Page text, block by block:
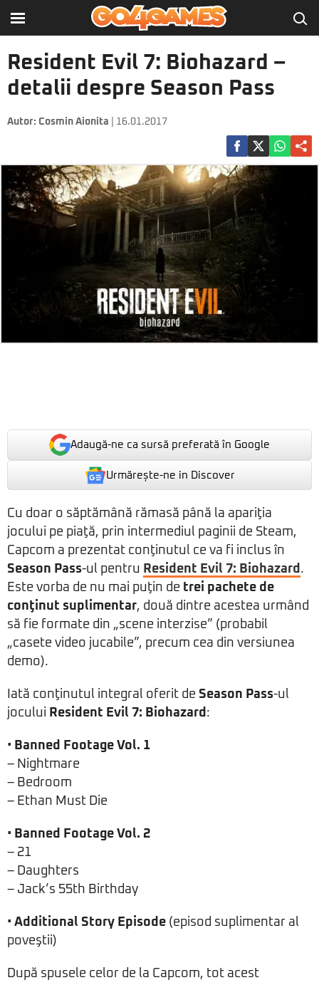
Resident Evil 7: Biohazard –
detalii despre Season Pass
Autor: Cosmin Aionita | 16.01.2017
Adaugă-ne ca sursă preferată în Google
Urmărește-ne in Discover
Cu doar o săptămână rămasă până la apariţia
jocului pe piaţă, prin intermediul paginii de Steam,
Capcom a prezentat conţinutul ce va fi inclus în
Season Pass-ul pentru Resident Evil 7: Biohazard .
Este vorba de nu mai puţin de trei pachete de
conţinut suplimentar, două dintre acestea urmând
să fie formate din „scene interzise” (probabil
„casete video jucabile”, precum cea din versiunea
demo).
Iată conţinutul integral oferit de Season Pass-ul
jocului Resident Evil 7: Biohazard :
• Banned Footage Vol. 1
– Nightmare
– Bedroom
– Ethan Must Die
• Banned Footage Vol. 2
– 21
– Daughters
– Jack’s 55th Birthday
• Additional Story Episode (episod suplimentar al
poveştii)
După spusele celor de la Capcom, tot acest